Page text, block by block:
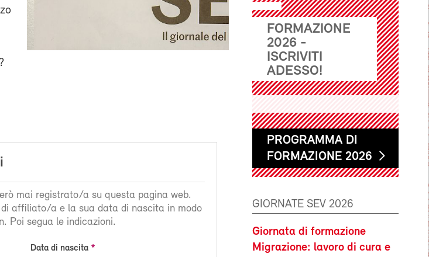
mai registrato/a su questa pagina web.
affiliato/a e la sua data di nascita in modo
Poi segua le indicazioni.
Data di nascita
FORMAZIONE
2026 -
ISCRIVITI
ADESSO!
PROGRAMMA DI
FORMAZIONE 2026
GIORNATE SEV 2026
Giornata di formazione
Migrazione: lavoro di cura e